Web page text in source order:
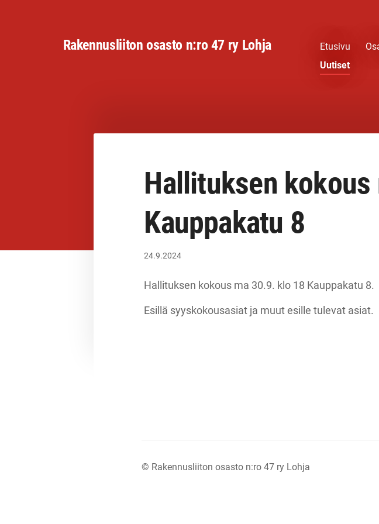
Rakennusliiton osasto n:ro 47 ry Lohja Etusivu
Uutiset
Hallituksen kokous
Kauppakatu 8
24.9.2024
Hallituksen kokous ma 30.9. klo 18 Kauppakatu 8.
Esillä syyskokousasiat ja muut esille tulevat asiat.
© Rakennusliiton osasto n:ro 47 ry Lohja